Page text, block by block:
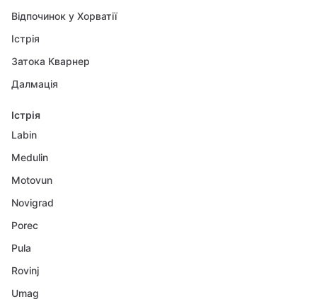
Відпочинок у Хорватії
Істрія
Затока Кварнер
Далмація
Істрія
Labin
Medulin
Motovun
Novigrad
Porec
Pula
Rovinj
Umag